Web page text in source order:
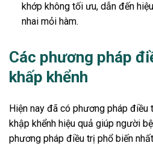
khớp không tối ưu, dẫn đến
nhai mỏi hàm.
Các phương pháp
khấp khểnh
Hiện nay đã có phương pháp
khập khểnh hiệu quả giúp người
phương pháp điều trị phổ biến